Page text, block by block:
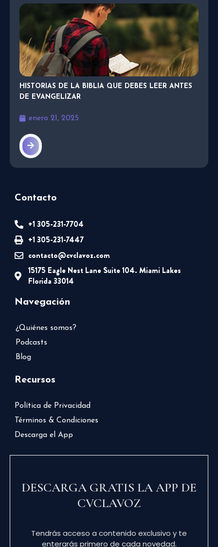
HISTORIAS DE LA BIBLIA QUE DEBES LEER ANTES
DE EVANGELIZAR
enero 21, 2025
Contacto
+1 305-231-7704
+1 305-231-7447
contacto@cvclavoz.com
15175 Eagle Nest Lane Suite 104. Miami Lakes
Florida 33014
Navegación
¿Quiénes somos?
Podcasts
Blog
Recursos
Política de Privacidad
Términos & Condiciones
Descarga el App
DESCARGA GRATIS LA APP DE
CVCLAVOZ
Tendrás acceso a contenido exclusivo y te
enterarás primero de cada novedad.